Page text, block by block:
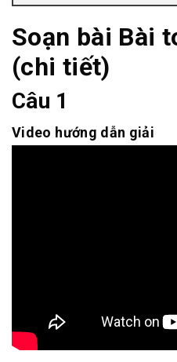
Soạn bài Bài
(chi tiết)
Câu 1
Video hướng dẫn giải